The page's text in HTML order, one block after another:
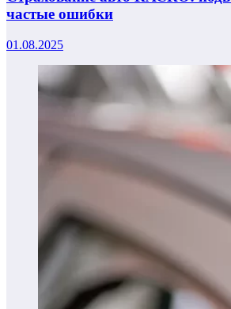
частые ошибки
01.08.2025